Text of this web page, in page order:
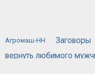
Агромаш-НН Заговоры
вернуть любимого